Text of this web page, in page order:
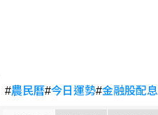
#農民曆#今日運勢#金融股配息